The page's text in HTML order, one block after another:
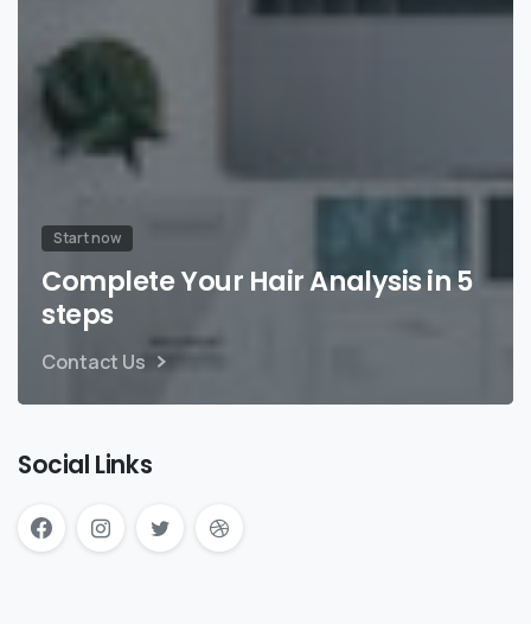
Start now
Complete Your Hair Analysis in 5
steps
Contact Us
Social Links